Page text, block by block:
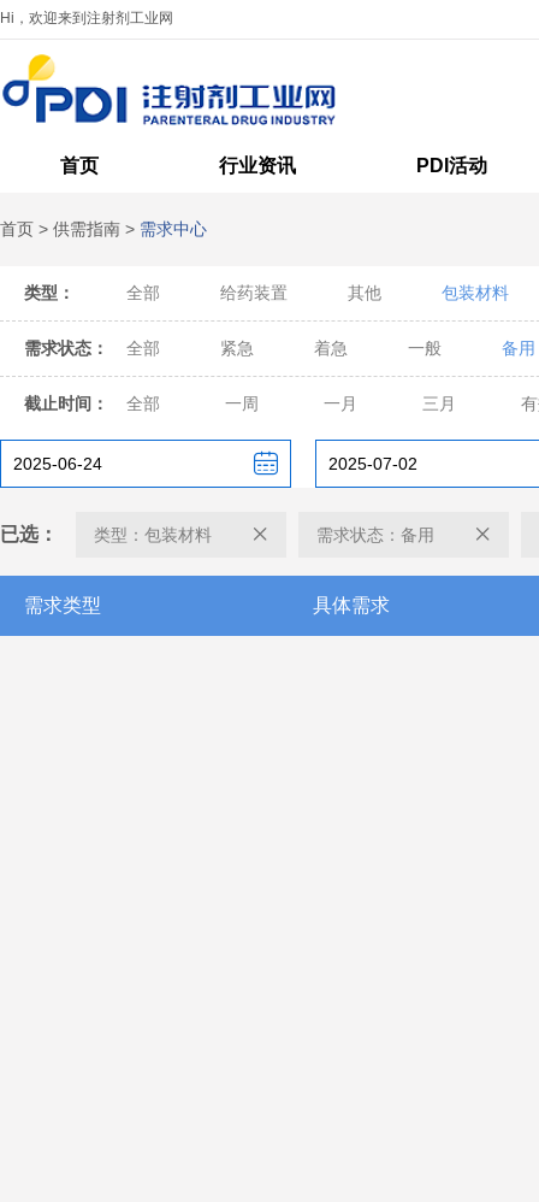
Hi，欢迎来到注射剂工业网
首页 行业资讯 PDI活动
首页 > 供需指南 > 需求中心
类型： 全部 给药装置 其他 包装材料
需求状态： 全部 紧急 着急 一般 备用
截止时间： 全部 一周 一月 三月
已选： 类型：包装材料 需求状态：备用
需求类型 具体需求